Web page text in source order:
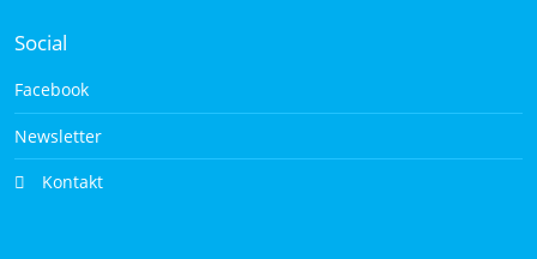
Social
Facebook
Newsletter
Kontakt